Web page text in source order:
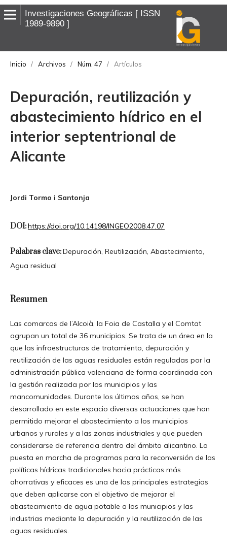
Investigaciones Geográficas
ISSN
1989-9890
Inicio / Archivos / Núm. 47 / Artículos
Depuración, reutilización y
abastecimiento hídrico en el
interior septentrional de
Alicante
Jordi Tormo i Santonja
DOI:https://doi.org/10.14198/INGEO2008.47.07
Palabras clave:Depuración, Reutilización, Abastecimiento,
Agua residual
Resumen
Las comarcas de l’Alcoià, la Foia de Castalla y el Comtat
agrupan un total de 36 municipios. Se trata de un área en la
que las infraestructuras de tratamiento, depuración y
reutilización de las aguas residuales están reguladas por la
administración pública valenciana de forma coordinada con
la gestión realizada por los municipios y las
mancomunidades. Durante los últimos años, se han
desarrollado en este espacio diversas actuaciones que han
permitido mejorar el abastecimiento a los municipios
urbanos y rurales y a las zonas industriales y que pueden
considerarse de referencia dentro del ámbito alicantino. La
puesta en marcha de programas para la reconversión de las
políticas hídricas tradicionales hacia prácticas más
ahorrativas y eficaces es una de las principales estrategias
que deben aplicarse con el objetivo de mejorar el
abastecimiento de agua potable a los municipios y las
industrias mediante la depuración y la reutilización de las
aguas residuales.